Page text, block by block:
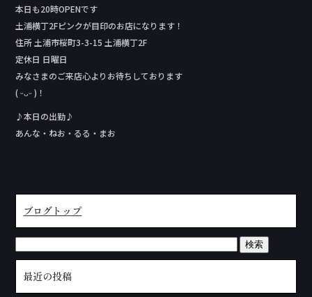
本日も20時OPENです
土浦横丁2Fピンクが目印のお店になります！
住所 土浦市桜町3-3-15 土浦横丁2F
定休日 日曜日
みなさまのご来店心よりお待ちしております
( ᵕᴗᵕ )！
♪本日の出勤♪
あんな・ねお・るる・まお
ブログトップ
最近の投稿